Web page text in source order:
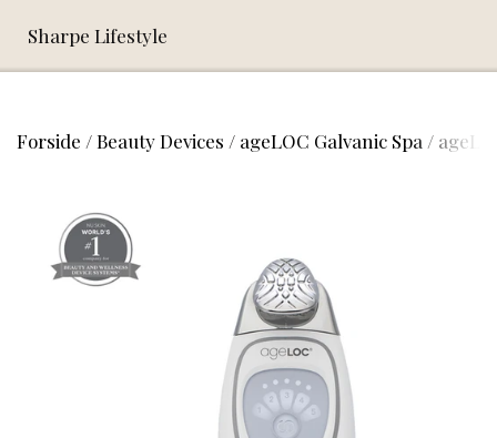
Sharpe Lifestyle
Forside Beauty Devices ageLOC Galvanic Spa